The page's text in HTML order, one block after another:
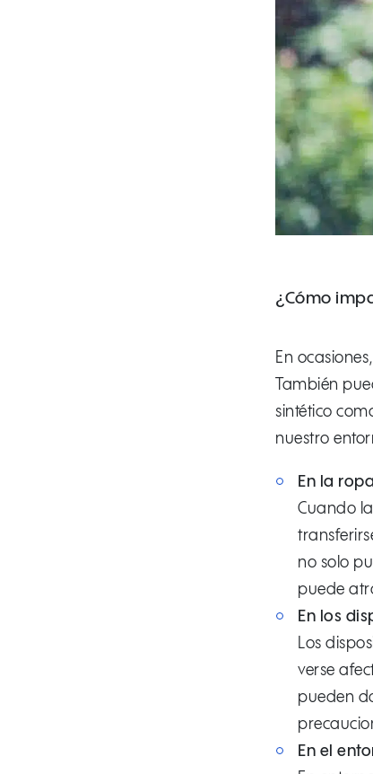
¿Cómo
En
También
sintético
nuestro
En la
Cuando
no solo
puede
En los
Los
verse
pueden
En el